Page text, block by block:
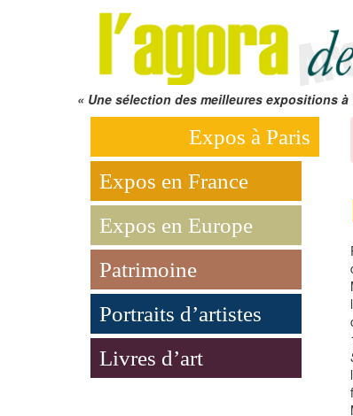
« Une sélection des meilleures expositions
Expos à Paris
Expos en France
Expos en Europe
Patrimoine
Portraits d’artistes
Livres d’art